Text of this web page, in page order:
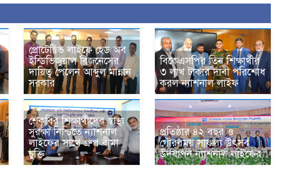
প্রোটেক্টিভ লাইফে হেড অব
ইন্ডিভিজুয়াল বিজনেসের
দায়িত্ব পেলেন আব্দুল মান্নান
সরকার
বিকেএসপির তিন শিক্ষার্থীর
৩ লাখ টাকার দাবী পরিশোধ
করল ন্যাশনাল লাইফ
শেকৃবির শিক্ষার্থীদের স্বাস্থ্য
সুরক্ষা নিশ্চিতে ন্যাশনাল
লাইফের সাথে গ্রুপ বীমা
চুক্তি
প্রতিষ্ঠার ৪২ বছর ও
গৌরবময় সাফল্য উৎসব
উদযাপন ন্যাশনাল লাইফের